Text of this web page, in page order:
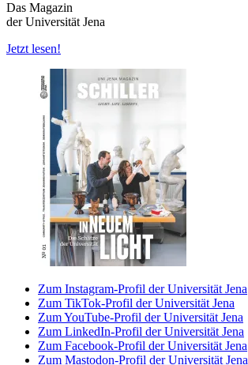
Das Magazin
der Universität Jena
Jetzt lesen!
Zum Instagram-Profil der Universität Jena
Zum TikTok-Profil der Universität Jena
Zum YouTube-Profil der Universität Jena
Zum LinkedIn-Profil der Universität Jena
Zum Facebook-Profil der Universität Jena
Zum Mastodon-Profil der Universität Jena